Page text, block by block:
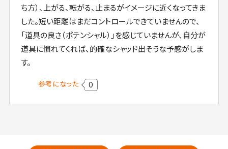
ち方）、上がる、転がる、止まるがイメージに近くなってきま
した。短い距離はまだコントロールできていませんので、
「道具の良さ（ポテンシャル）」を感じていませんが、自分が
道具に慣れてくれば、的確なシャッド出そうな予感がしま
す。
参考になった 0